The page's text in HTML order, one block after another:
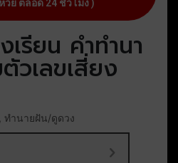
วย ตลอด 24 ชั่วโมง )
เรียน คำทำนา
วเลขเสี่ยง
ทำนายฝัน/ดูดวง